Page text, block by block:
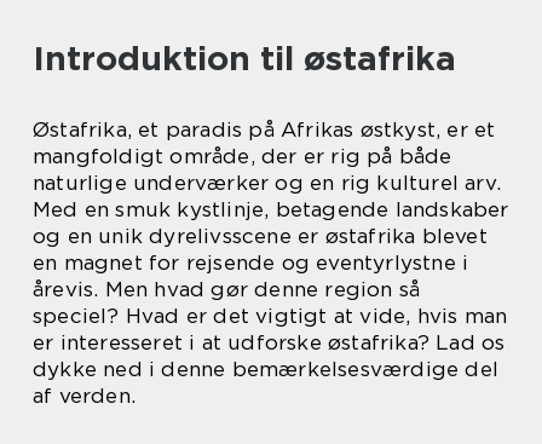
Introduktion til østafrika
Østafrika, et paradis på Afrikas østkyst, er et
mangfoldigt område, der er rig på både
naturlige underværker og en rig kulturel arv.
Med en smuk kystlinje, betagende landskaber
og en unik dyrelivsscene er østafrika blevet
en magnet for rejsende og eventyrlystne i
årevis. Men hvad gør denne region så
speciel? Hvad er det vigtigt at vide, hvis man
er interesseret i at udforske østafrika? Lad os
dykke ned i denne bemærkelsesværdige del
af verden.